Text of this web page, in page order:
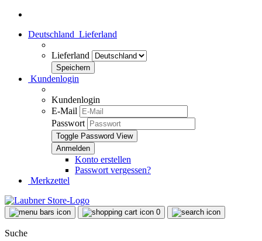
Deutschland Lieferland
Lieferland
Kundenlogin
Kundenlogin
E-Mail
Passwort
Toggle Password View
Konto erstellen
Passwort vergessen?
Merkzettel
0
Suche